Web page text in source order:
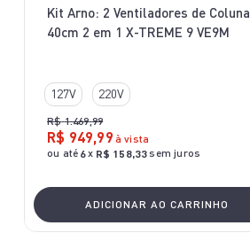
Kit Arno: 2 Ventiladores de Coluna
40cm 2 em 1 X-TREME 9 VE9M
127V 220V
R$ 1.469,99
R$ 949,99 à vista
ou até 6x R$ 158,33sem juros
ADICIONAR AO CARRINHO